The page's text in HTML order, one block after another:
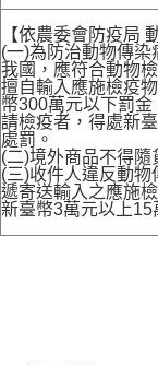
【依農委會防疫局
(一)為防治動物傳
我國，應符合動物
擅自輸入應施檢疫
幣300萬元以下罰
請檢疫者，得處新
處罰。
(二)境外商品不得隨
(三)收件人違反動
遞寄送輸入之應施
新臺幣3萬元以上15